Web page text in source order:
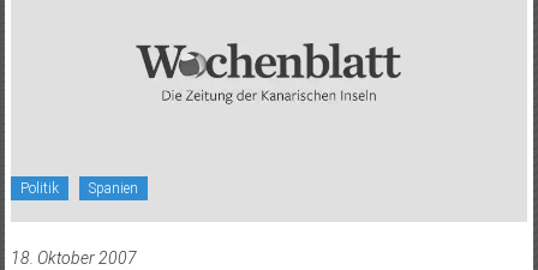
Politik Spanien
18. Oktober 2007